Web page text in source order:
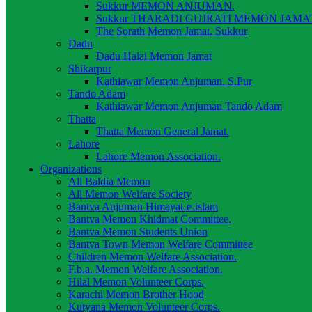
Sukkur MEMON ANJUMAN.
Sukkur THARADI GUJRATI MEMON
The Sorath Memon Jamat. Sukkur
Dadu
Dadu Halai Memon Jamat
Shikarpur
Kathiawar Memon Anjuman. S.Pur
Tando Adam
Kathiawar Memon Anjuman Tando Adam
Thatta
Thatta Memon General Jamat.
Lahore
Lahore Memon Association.
Organizations
All Baldia Memon
All Memon Welfare Society
Bantva Anjuman Himayat-e-islam
Bantva Memon Khidmat Committee.
Bantva Memon Students Union
Bantva Town Memon Welfare Committee
Children Memon Welfare Association.
F.b.a. Memon Welfare Association.
Hilal Memon Volunteer Corps.
Karachi Memon Brother Hood
Kutyana Memon Volunteer Corps.